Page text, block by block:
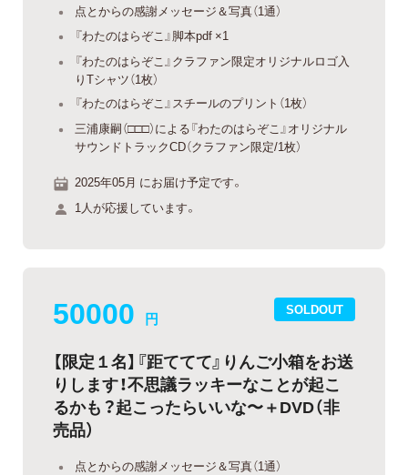
点とからの感謝メッセージ＆写真（1通）
『わたのはらぞこ』脚本pdf ×1
『わたのはらぞこ』クラファン限定オリジナルロゴ入
りTシャツ（1枚）
『わたのはらぞこ』スチールのプリント（1枚）
三浦康嗣（□□□）による『わたのはらぞこ』オリジナル
サウンドトラックCD（クラファン限定/1枚）
2025年05月 にお届け予定です。
1人が応援しています。
SOLDOUT
50000 円
【限定１名】『距ててて』りんご小箱をお送
りします！不思議ラッキーなことが起こ
るかも？起こったらいいな〜＋DVD（非
売品）
点とからの感謝メッセージ＆写真（1通）